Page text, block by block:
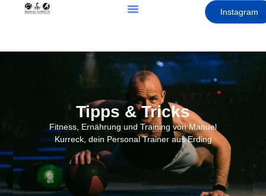
Instagram
Tipps & Tricks
Fitness, Ernährung und Training von Manuel
Kurreck, dein Personal Trainer aus Erding